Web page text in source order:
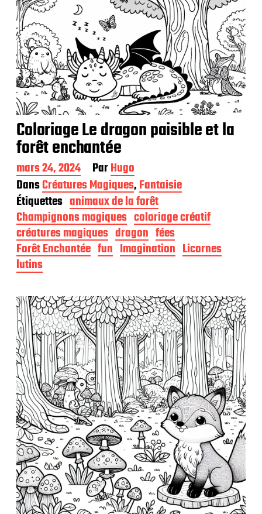
Coloriage Le dragon paisible et la
forêt enchantée
D
a
t
e
d
e
p
u
b
l
c
a
t
i
o
n
mars 24, 2024 ParHugo
DansCréatures Magiques,Fantaisie
Étiquettes animaux de la forêt
Champignons magiques coloriage créatif
créatures magiques dragon fées
Forêt Enchantée fun Imagination Licornes
lutins